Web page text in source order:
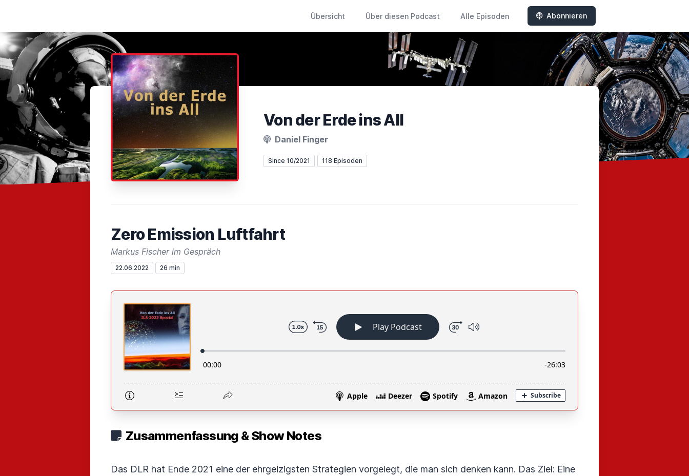
Übersicht Über diesen Podcast Alle Episoden Abonnieren
Von der Erde ins All
Daniel Finger
Since 10/2021 118 Episoden
Zero Emission Luftfahrt
Markus Fischer im Gespräch
22.06.2022 26 min
Zusammenfassung & Show Notes
Das DLR hat Ende 2021 eine der ehrgeizigsten Strategien vorgelegt, die man sich denken kann. Das Ziel: Eine